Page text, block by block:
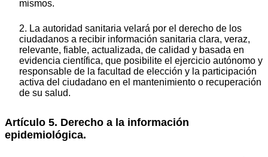
mismos.
2. La autoridad sanitaria velará por el derecho de los
ciudadanos a recibir información sanitaria clara, veraz,
relevante, fiable, actualizada, de calidad y basada en
evidencia científica, que posibilite el ejercicio autónomo y
responsable de la facultad de elección y la participación
activa del ciudadano en el mantenimiento o recuperación
de su salud.
Artículo 5. Derecho a la información
epidemiológica.